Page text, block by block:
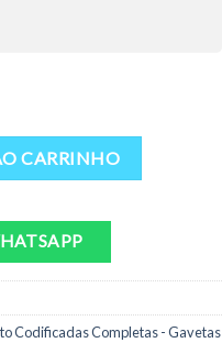
CARRINHO
Codificadas Completas - Gavetas